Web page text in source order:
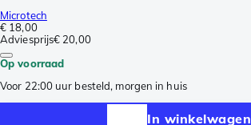
Microtech
€ 18,00
Adviesprijs€ 20,00
Op voorraad
Voor 22:00 uur besteld, morgen in huis
In winkelwagen